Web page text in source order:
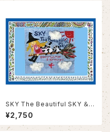
SKY The Beautiful SKY ＆
割れない卵
¥2,750